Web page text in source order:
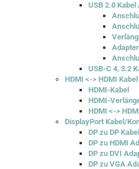
USB 2.0
USB-C 4, 3.2
HDMI <-> HDMI
HDMI-Kabel
HDMI-
HDMI <->
DisplayPort Kabel/
DP zu DP Kabel
DP zu HDMI
DP zu DVI
DP zu VGA